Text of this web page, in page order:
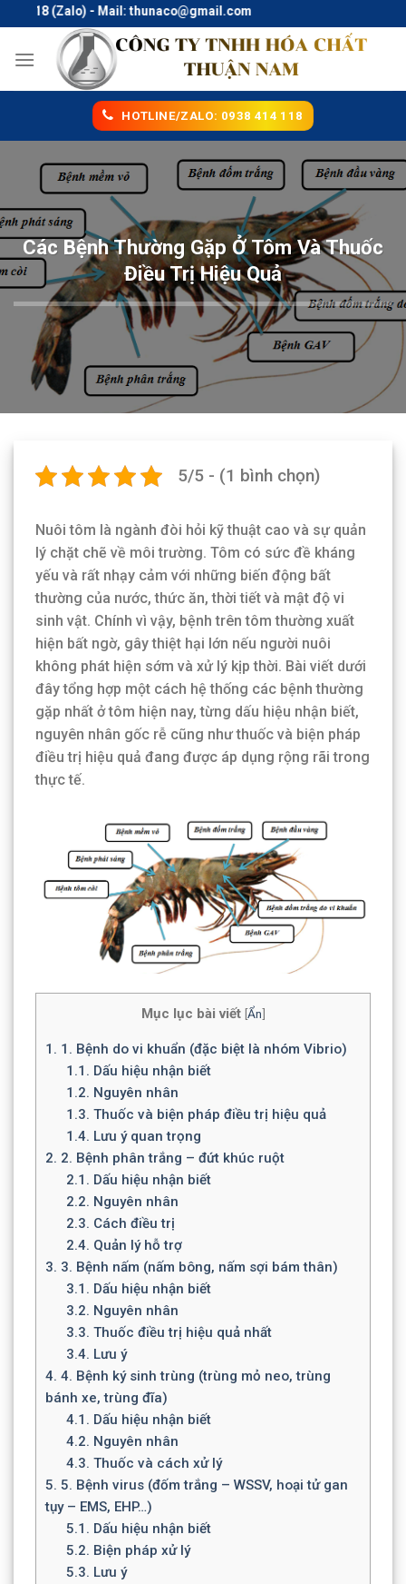
to
content
(Zalo) - Mail: thunaco@gmail.com
HOTLINE/ZALO: 0938 414 118
Các Bệnh Thường Gặp Ở Tôm Và Thuốc
Điều Trị Hiệu Quả
5/5 - (1 bình chọn)
Nuôi tôm là ngành đòi hỏi kỹ thuật cao và sự quản
lý chặt chẽ về môi trường. Tôm có sức đề kháng
yếu và rất nhạy cảm với những biến động bất
thường của nước, thức ăn, thời tiết và mật độ vi
sinh vật. Chính vì vậy, bệnh trên tôm thường xuất
hiện bất ngờ, gây thiệt hại lớn nếu người nuôi
không phát hiện sớm và xử lý kịp thời. Bài viết dưới
đây tổng hợp một cách hệ thống các bệnh thường
gặp nhất ở tôm hiện nay, từng dấu hiệu nhận biết,
nguyên nhân gốc rễ cũng như thuốc và biện pháp
điều trị hiệu quả đang được áp dụng rộng rãi trong
thực tế.
Mục lục bài viết [Ẩn]
1. 1. Bệnh do vi khuẩn (đặc biệt là nhóm Vibrio)
1.1. Dấu hiệu nhận biết
1.2. Nguyên nhân
1.3. Thuốc và biện pháp điều trị hiệu quả
1.4. Lưu ý quan trọng
2. 2. Bệnh phân trắng – đứt khúc ruột
2.1. Dấu hiệu nhận biết
2.2. Nguyên nhân
2.3. Cách điều trị
2.4. Quản lý hỗ trợ
3. 3. Bệnh nấm (nấm bông, nấm sợi bám thân)
3.1. Dấu hiệu nhận biết
3.2. Nguyên nhân
3.3. Thuốc điều trị hiệu quả nhất
3.4. Lưu ý
4. 4. Bệnh ký sinh trùng (trùng mỏ neo, trùng
bánh xe, trùng đĩa)
4.1. Dấu hiệu nhận biết
4.2. Nguyên nhân
4.3. Thuốc và cách xử lý
5. 5. Bệnh virus (đốm trắng – WSSV, hoại tử gan
tụy – EMS, EHP…)
5.1. Dấu hiệu nhận biết
5.2. Biện pháp xử lý
5.3. Lưu ý